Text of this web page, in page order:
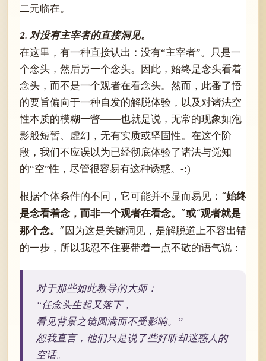
二元临在。
2. 对没有主宰者的直接洞见。
在这里，有一种直接认出：没有“主宰者”。只是一
个念头，然后另一个念头。因此，始终是念头看着
念头，而不是一个观者在看念头。然而，此番了悟
的要旨偏向于一种自发的解脱体验，以及对诸法空
性本质的模糊一瞥——也就是说，无常的现象如泡
影般短暂、虚幻，无有实质或坚固性。在这个阶
段，我们不应误以为已经彻底体验了诸法与觉知
的“空”性，尽管很容易有这种诱惑。-:)
根据个体条件的不同，它可能并不显而易见： “始终
是念看着念，而非一个观者在看念。”或“观者就是
那个念。”因为这是关键洞见，是解脱道上不容出错
的一步，所以我忍不住要带着一点不敬的语气说：
对于那些如此教导的大师：
“任念头生起又落下，
看见背景之镜圆满而不受影响。”
恕我直言，他们只是说了些好听却迷惑人的
空话。